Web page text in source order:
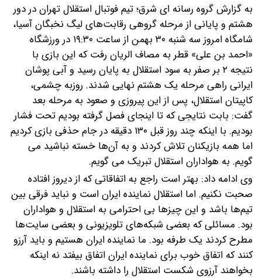
به گزارش گروه رسانه ای شرق؛ تیم فوتبال استقلال تهران در دور
هشتم و پایانی از مرحله گروهی رقابت‌های لیگ نخبگان آسیا،
شامگاه امروز سه شنبه ۳۰ بهمن از ساعت ۱۹:۳۰ در ورزشگاه
«احمد بن علی» قطر به مصاف الریان رفت که این بازی با
نتیجه ۲ بر صفر به سود استقلال به پایان رسید و آبی پوشان
ایرانی راهی مرحله یک هشتم نهایی شدند. روزبه چشمی،
کاپیتان استقلال، پس از این پیروزی و صعود به مرحله بعد
گفت: بابت نتایجی که تا اینجای فصل گرفته بودیم تحت فشار
بودیم. با اینکه چند روز قبل ۱۳۰ دقیقه در جام حذفی بازی کردیم
اما همه بازیکنان تلاش کردند و به آن‌ها خسته نباشید می
گویم. به هواداران استقلال تبریک می گویم.
وی ادامه داد: بهتر است راجع به اتفاقاتی که از دیروز افتاده
صحبت نکنیم. اما استقلال نماینده ایران است و نباید فرقی بین
تیم‌ها باشد و این چیزها بی احترامی به استقلال و هواداران
بود. مسائلی که بعضی شبکه‌های تلویزیونی و بعضی سایت‌ها
مطرح کردند یک طرفه بود. ما نماینده ایران هستیم و باید آرزو
کنند که اتفاق خوب برای نماینده ایران اتفاق بیفتد نه اینکه
بخواهند آرزوی شکست استقلال را داشته باشند.